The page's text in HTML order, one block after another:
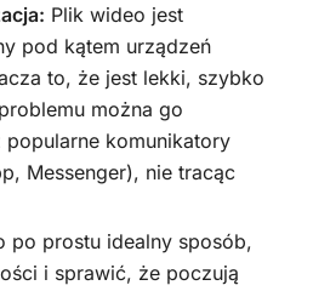
Plik wideo jest
pod kątem urządzeń
to, że jest lekki, szybko
można go
popularne komunikatory
Messenger), nie tracąc
po prostu idealny sposób,
i sprawić, że poczują